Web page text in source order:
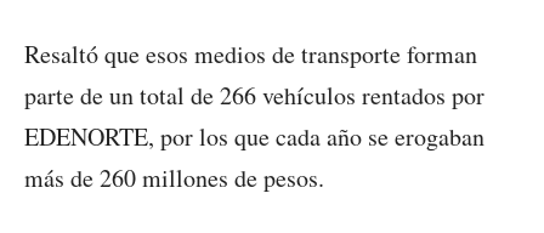
Resaltó que esos medios de transporte forman
parte de un total de 266 vehículos rentados por
EDENORTE, por los que cada año se erogaban
más de 260 millones de pesos.